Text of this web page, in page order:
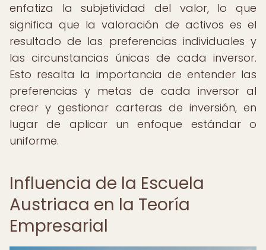
enfatiza la subjetividad del valor, lo que
significa que la valoración de activos es el
resultado de las preferencias individuales y
las circunstancias únicas de cada inversor.
Esto resalta la importancia de entender las
preferencias y metas de cada inversor al
crear y gestionar carteras de inversión, en
lugar de aplicar un enfoque estándar o
uniforme.
Influencia de la Escuela
Austriaca en la Teoría
Empresarial